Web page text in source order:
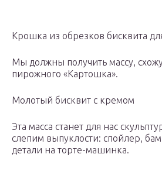
Крошка из обрезков бисквита
Мы должны получить массу,
пирожного «Картошка».
Молотый бисквит с кремом
Эта масса станет для нас
слепим выпуклости: спойлер,
детали на торте-машинка.